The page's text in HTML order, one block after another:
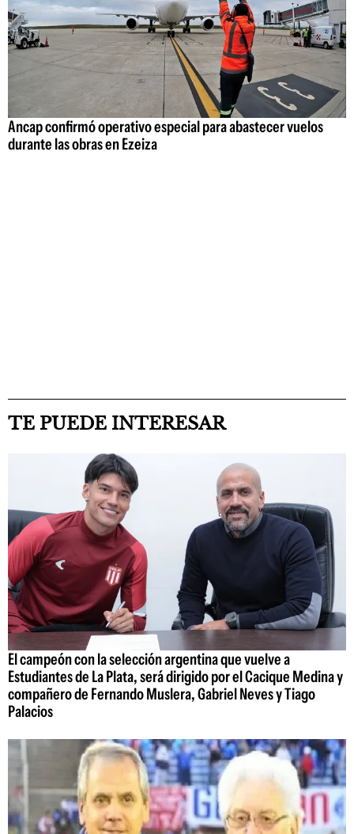
Ancap confirmó operativo especial para abastecer vuelos
durante las obras en Ezeiza
TE PUEDE INTERESAR
El campeón con la selección argentina que vuelve a
Estudiantes de La Plata, será dirigido por el Cacique Medina y
compañero de Fernando Muslera, Gabriel Neves y Tiago
Palacios